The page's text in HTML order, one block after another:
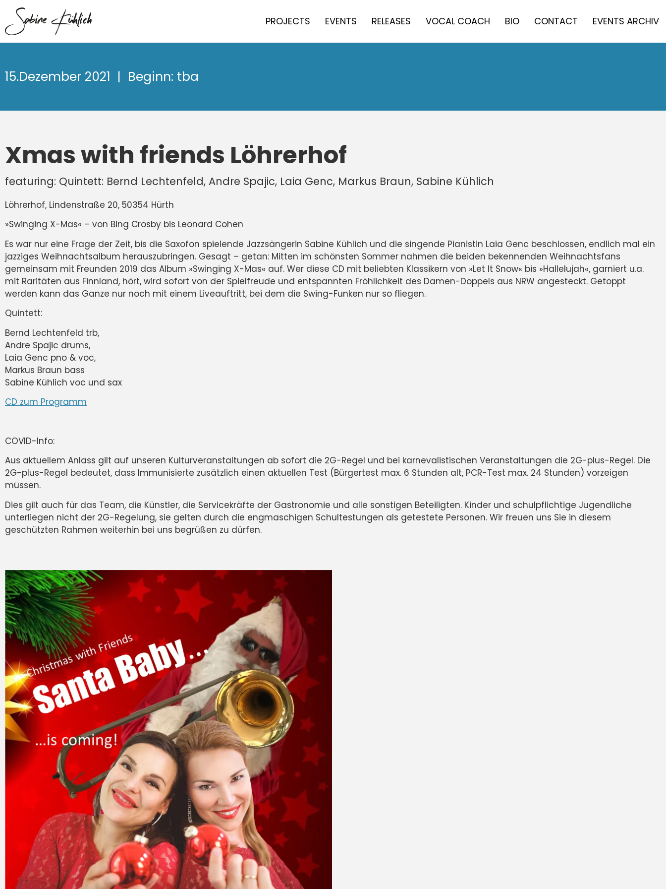
PROJECTS EVENTS RELEASES VOCAL COACH BIO CONTACT EVENTS ARCHIV
15.Dezember 2021 | Beginn: tba
Xmas with friends Löhrerhof
featuring: Quintett: Bernd Lechtenfeld, Andre Spajic, Laia Genc, Markus Braun, Sabine Kühlich
Löhrerhof, Lindenstraße 20, 50354 Hürth
»Swinging X-Mas« – von Bing Crosby bis Leonard Cohen
Es war nur eine Frage der Zeit, bis die Saxofon spielende Jazzsängerin Sabine Kühlich und die singende Pianistin Laia Genc beschlossen, endlich mal ein
jazziges Weihnachtsalbum herauszubringen. Gesagt – getan: Mitten im schönsten Sommer nahmen die beiden bekennenden Weihnachtsfans
gemeinsam mit Freunden 2019 das Album »Swinging X-Mas« auf. Wer diese CD mit beliebten Klassikern von »Let It Snow« bis »Hallelujah«, garniert u.a.
mit Raritäten aus Finnland, hört, wird sofort von der Spielfreude und entspannten Fröhlichkeit des Damen-Doppels aus NRW angesteckt. Getoppt
werden kann das Ganze nur noch mit einem Liveauftritt, bei dem die Swing-Funken nur so fliegen.
Quintett:
Bernd Lechtenfeld trb,
Andre Spajic drums,
Laia Genc pno & voc,
Markus Braun bass
Sabine Kühlich voc und sax
CD zum Programm
COVID-Info:
Aus aktuellem Anlass gilt auf unseren Kulturveranstaltungen ab sofort die 2G-Regel und bei karnevalistischen Veranstaltungen die 2G-plus-Regel. Die
2G-plus-Regel bedeutet, dass Immunisierte zusätzlich einen aktuellen Test (Bürgertest max. 6 Stunden alt, PCR-Test max. 24 Stunden) vorzeigen
müssen.
Dies gilt auch für das Team, die Künstler, die Servicekräfte der Gastronomie und alle sonstigen Beteiligten. Kinder und schulpflichtige Jugendliche
unterliegen nicht der 2G-Regelung, sie gelten durch die engmaschigen Schultestungen als getestete Personen. Wir freuen uns Sie in diesem
geschützten Rahmen weiterhin bei uns begrüßen zu dürfen.